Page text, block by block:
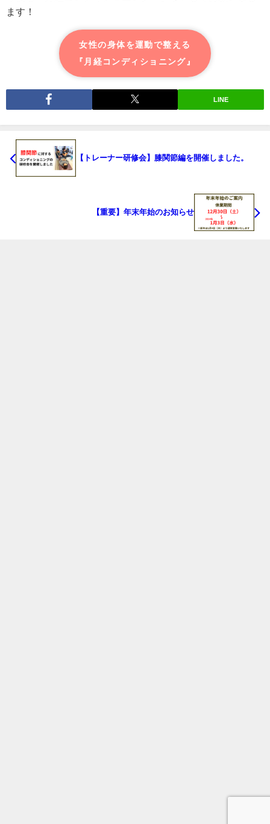
ます！
女性の身体を運動で整える
『月経コンディショニング』
LINE
【トレーナー研修会】膝関節編を開催しました。
【重要】年末年始のお知らせ